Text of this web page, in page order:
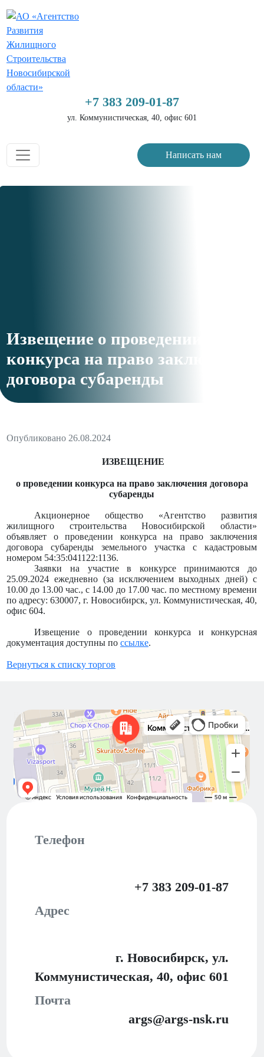
+7 383 209-01-87
ул. Коммунистическая, 40, офис 601
Написать нам
Извещение о проведении
конкурса на право заключения
договора субаренды
Опубликовано 26.08.2024
ИЗВЕЩЕНИЕ
о проведении конкурса на право заключения договора
субаренды
Акционерное общество «Агентство развития
жилищного строительства Новосибирской области»
объявляет о проведении конкурса на право заключения
договора субаренды земельного участка с кадастровым
номером 54:35:041122:1136.
Заявки на участие в конкурсе принимаются до
25.09.2024 ежедневно (за исключением выходных дней) с
10.00 до 13.00 час., с 14.00 до 17.00 час. по местному времени
по адресу: 630007, г. Новосибирск, ул. Коммунистическая, 40,
офис 604.
Извещение о проведении конкурса и конкурсная
документация доступны по ссылке.
Вернуться к списку торгов
Новосибирск
Коммунистическая улица, 40 — Яндекс Карты
Телефон
+7 383 209-01-87
Адрес
г. Новосибирск, ул.
Коммунистическая, 40, офис 601
Почта
args@args-nsk.ru